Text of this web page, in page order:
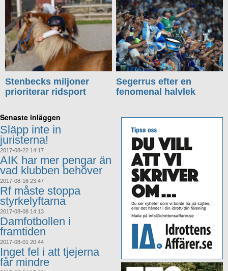
Stenbecks miljoner
prioriterar ridsport
Segerrus efter en
fenomenal halvlek
Senaste inläggen
Släpp inte in
juristerna!
2017-08-22 14:17
AIK har mer pengar än
vad klubben behöver
2017-08-16 23:47
Rf måste stoppa
styrkelyftarna
2017-08-08 14:13
Damfotbollen i
framtiden
2017-08-01 20:44
Inget fel i att tjejerna
får mindre